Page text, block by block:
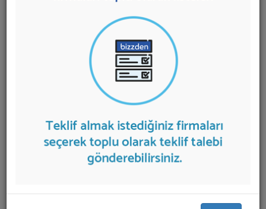
3 sonuç bulundu.
Ankara, Çankaya'daArama Motoru
Optimizasyonusunan firmalar aşağıda
Arama Motoru Optimizasyonu
almak için listeden seçim yapıp ya da "İlk 5 Firmadan
Teklif İste" kısmından toplu olarak teklif talebinizi
firmalara aktarabilirsiniz.